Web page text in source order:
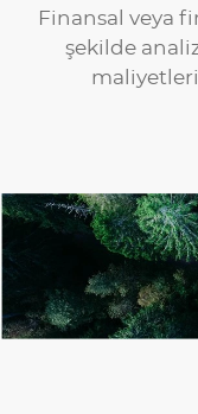
Finansal veya
şekilde